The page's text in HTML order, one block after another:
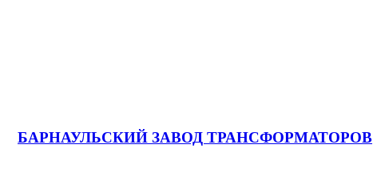
БАРНАУЛЬСКИЙ ЗАВОД ТРАНСФОРМАТОРОВ